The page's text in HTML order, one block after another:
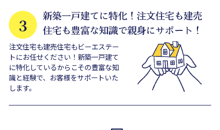
注文住宅も建売住宅もビーエステー
トにお任せください！新築一戸建て
に特化しているからこその豊富な知
識と経験で、お客様をサポートいた
します。